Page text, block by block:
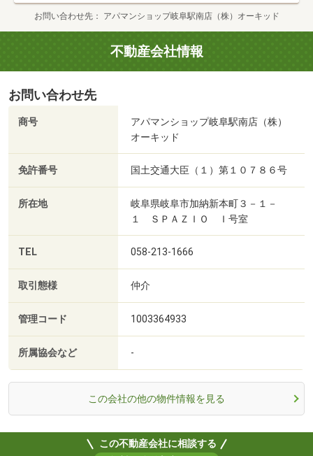
お問い合わせ先 アパマンショップ岐阜駅南店（株）オーキッド
不動産会社情報
お問い合わせ先
商号
アパマンショップ岐阜駅南店（株）
オーキッド
免許番号 国土交通大臣（１）第１０７８６号
所在地
岐阜県岐阜市加納新本町３－１－
１ ＳＰＡＺＩＯ Ｉ号室
TEL 058-213-1666
取引態様 仲介
管理コード 1003364933
所属協会など -
この会社の他の物件情報を見る
この不動産会社に相談する